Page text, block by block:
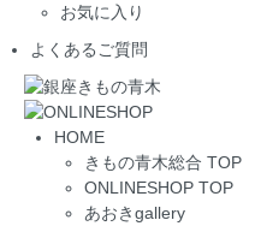
お気に入り
よくあるご質問
HOME
きもの青木総合 TOP
ONLINESHOP TOP
あおきgallery